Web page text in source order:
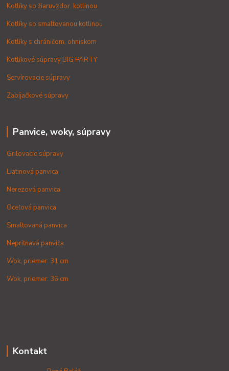
Kotlíky so žiaruvzdor. kotlinou
Kotlíky so smaltovanou kotlinou
Kotlíky s chráničom, ohniskom
Kotlíkové súpravy BIG PARTY
Servírovacie súpravy
Zabíjačkové súpravy
Panvice, woky, súpravy
Grilovacie súpravy
Liatinová panvica
Nerezová panvica
Oceľová panvica
Smaltovaná panvica
Nepriľnavá panvica
Wok, priemer: 31 cm
Wok, priemer: 36 cm
Kontakt